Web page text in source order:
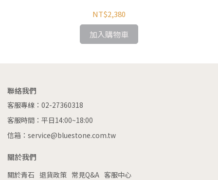
NT$2,380
加入購物車
聯絡我們
客服專線：02-27360318
客服時間：平日14:00~18:00
信箱：service@bluestone.com.tw
關於我們
關於青石 退貨政策 常見Q&A 客服中心